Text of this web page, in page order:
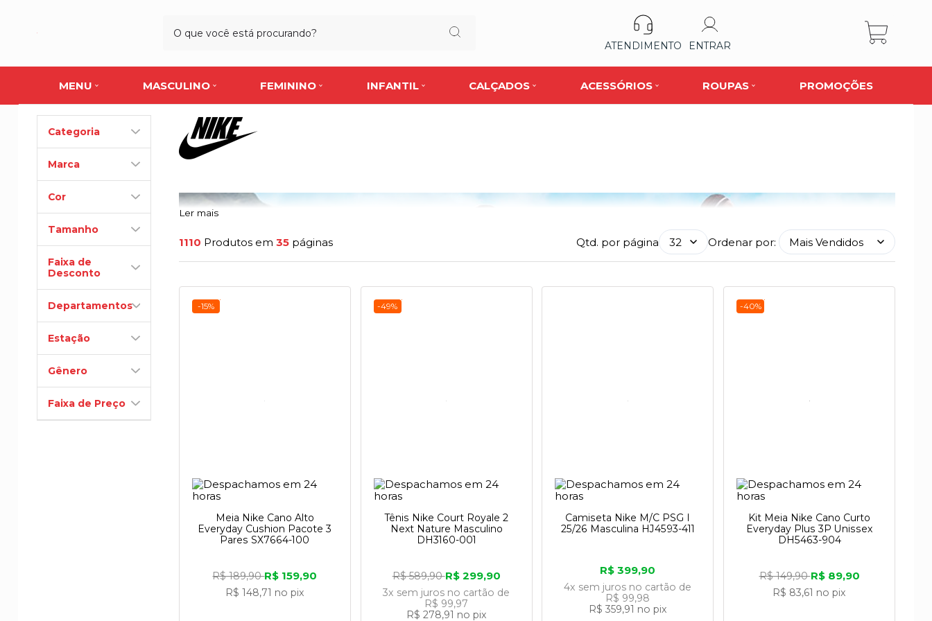
ATENDIMENTO ENTRAR
MENU MASCULINO FEMININO INFANTIL CALÇADOS ACESSÓRIOS ROUPAS PROMOÇÕES
Categoria
Marca
Cor
Tamanho
Faixa de
Desconto
Departamentos
Estação
Gênero
Faixa de Preço
Nike: uma jornada de inovação e compromisso com o esporte
Nikeé muito mais do que uma loja de artigos esportivos; é uma força unificadora empenhada em criar
Inicialmente conhecida como Blue Ribbon Sports, em 1964 a empresa deu os primeiros passos
de alta qualidade. No Brasil, ela chegou somente em 1988, mas j
Ler mais
1110 Produtos em 35 páginas Qtd. por página Ordenar por:
-15%
Meia Nike Cano Alto
Everyday Cushion Pacote 3
Pares SX7664-100
R$ 189,90R$ 159,90
R$ 148,71 no pix
-49%
Tênis Nike Court Royale 2
Next Nature Masculino
DH3160-001
R$ 589,90R$ 299,90
3x sem juros no cartão de
R$ 99,97
R$ 278,91 no pix
Camiseta Nike M/C PSG I
25/26 Masculina HJ4593-411
R$ 399,90
4x sem juros no cartão de
R$ 99,98
R$ 359,91 no pix
-40%
Kit Meia Nike Cano Curto
Everyday Plus 3P Unissex
DH5463-904
R$ 149,90R$ 89,90
R$ 83,61 no pix